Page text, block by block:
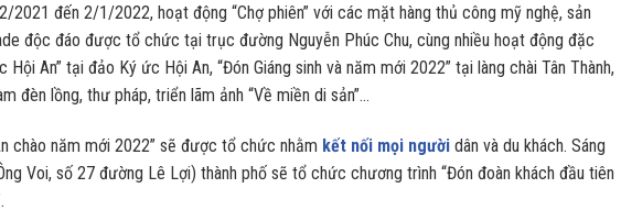
2021 đến 2/1/2022, hoạt động “Chợ phiên” với các mặt hàng thủ công mỹ nghệ, sản
độc đáo được tổ chức tại trục đường Nguyễn Phúc Chu, cùng nhiều hoạt động đặc
An” tại đảo Ký ức Hội An, “Đón Giáng sinh và năm mới 2022” tại làng chài Tân Thành,
đèn lồng, thư pháp, triển lãm ảnh “Về miền di sản”…
chào năm mới 2022” sẽ được tổ chức nhằm kết nối mọi người dân và du khách. Sáng
Voi, số 27 đường Lê Lợi) thành phố sẽ tổ chức chương trình “Đón đoàn khách đầu tiên